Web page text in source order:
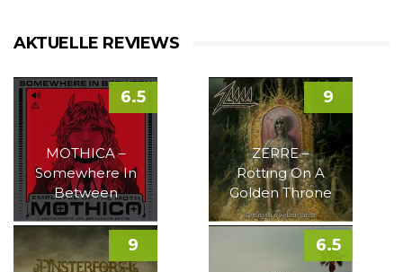
AKTUELLE REVIEWS
MOTHICA –
Somewhere In
Between
6.5
ZERRE –
Rotting On A
Golden Throne
9
9 6.5